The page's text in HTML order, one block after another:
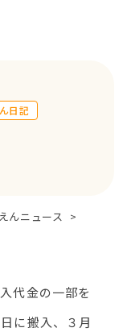
日記
んニュース >
代金の一部を
に搬入、３月